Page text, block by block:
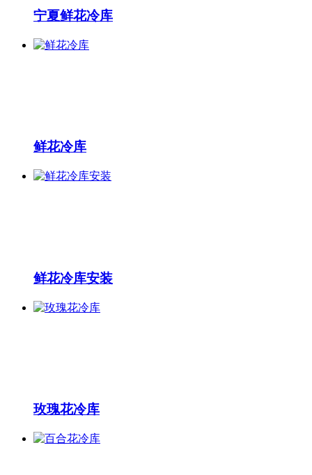
宁夏鲜花冷库
鲜花冷库
鲜花冷库安装
玫瑰花冷库